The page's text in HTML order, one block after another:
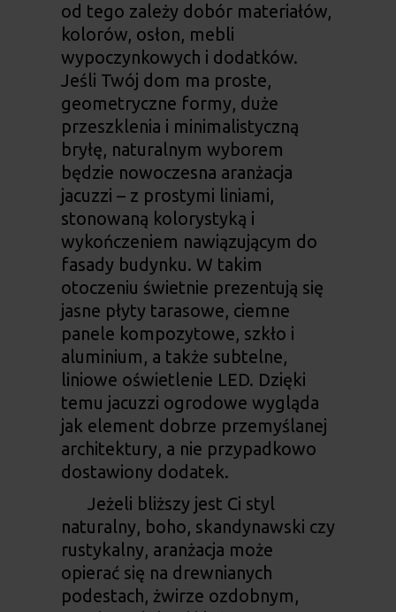
od tego zależy dobór materiałów,
kolorów, osłon, mebli
wypoczynkowych i dodatków.
Jeśli Twój dom ma proste,
geometryczne formy, duże
przeszklenia i minimalistyczną
bryłę, naturalnym wyborem
będzie nowoczesna aranżacja
jacuzzi – z prostymi liniami,
stonowaną kolorystyką i
wykończeniem nawiązującym do
fasady budynku. W takim
otoczeniu świetnie prezentują się
jasne płyty tarasowe, ciemne
panele kompozytowe, szkło i
aluminium, a także subtelne,
liniowe oświetlenie LED. Dzięki
temu jacuzzi ogrodowe wygląda
jak element dobrze przemyślanej
architektury, a nie przypadkowo
dostawiony dodatek.
Jeżeli bliższy jest Ci styl
naturalny, boho, skandynawski czy
rustykalny, aranżacja może
opierać się na drewnianych
podestach, żwirze ozdobnym,